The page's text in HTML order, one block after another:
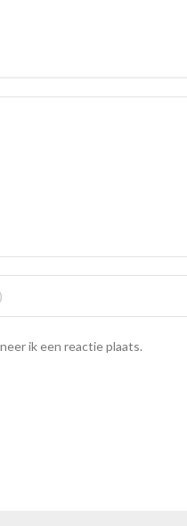
ik een reactie plaats.